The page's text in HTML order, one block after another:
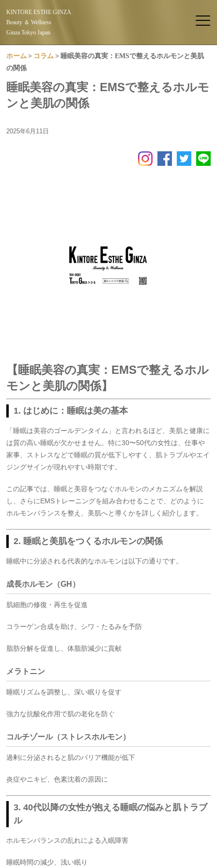
KINTORE ESTHE GINZA
Beauty ＆ Wellness
Ginza Tokyo Japan
ホーム コラム
睡眠美容の真実：EMSで整えるホルモンと美肌
の関係
睡眠美容の真実：EMSで整えるホルモ
ンと美肌の関係
2025年6月11日
【睡眠美容の真実：EMSで整えるホル
モンと美肌の関係】
1. はじめに：睡眠は美の基本
「睡眠は美容のゴールデンタイム」と言われるほど、美肌と健康に
は質の高い睡眠が欠かせません。特に30〜50代の女性は、仕事や
家事、ストレスなどで睡眠の質が低下しやすく、肌トラブルやエイ
ジングサインが現れやすい時期です。
この記事では、睡眠と美容をつなぐホルモンのメカニズムを解説
し、さらにEMSトレーニングを組み合わせることで、どのように
ホルモンバランスを整え、美肌へと導くかを詳しく紹介します。
2. 睡眠と美肌をつくるホルモンの関係
睡眠中に分泌される代表的なホルモンは以下の通りです。
成長ホルモン（GH）
肌細胞の修復・再生を促進
コラーゲン合成を助け、シワ・たるみを予防
脂肪分解を促進し、体脂肪減少に貢献
メラトニン
睡眠リズムを調整し、深い眠りを促す
強力な抗酸化作用で肌の老化を防ぐ
コルチゾール（ストレスホルモン）
過剰に分泌されると肌のバリア機能が低下
炎症やニキビ、色素沈着の原因に
3. 40代以降の女性が抱える睡眠の悩みと肌トラブ
ル
ホルモンバランスの乱れによる入眠障害
睡眠時間の減少、浅い眠り